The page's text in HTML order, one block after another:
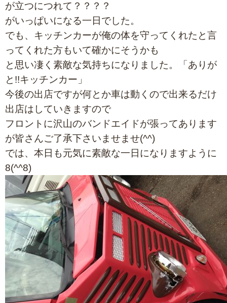
が立つにつれて？？？？
がいっぱいになる一日でした。
でも、キッチンカーが俺の体を守ってくれたと言
ってくれた方もいて確かにそうかも
と思い凄く素敵な気持ちになりました。「ありが
と!!キッチンカー」
今後の出店ですが何とか車は動くので出来るだけ
出店はしていきますので
フロントに沢山のバンドエイドが張ってあります
が皆さんご了承下さいませませ(^^)
では、本日も元気に素敵な一日になりますように
8(^^8)